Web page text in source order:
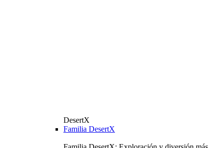
DesertX
Familia DesertX